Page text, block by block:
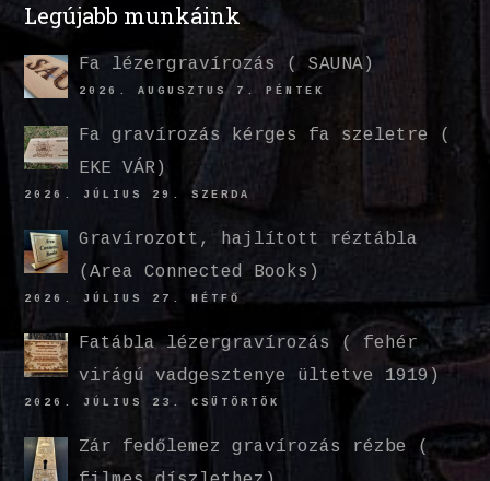
Legújabb munkáink
Fa lézergravírozás ( SAUNA)
2026. AUGUSZTUS 7. PÉNTEK
Fa gravírozás kérges fa szeletre (
EKE VÁR)
2026. JÚLIUS 29. SZERDA
Gravírozott, hajlított réztábla
(Area Connected Books)
2026. JÚLIUS 27. HÉTFŐ
Fatábla lézergravírozás ( fehér
virágú vadgesztenye ültetve 1919)
2026. JÚLIUS 23. CSÜTÖRTÖK
Zár fedőlemez gravírozás rézbe (